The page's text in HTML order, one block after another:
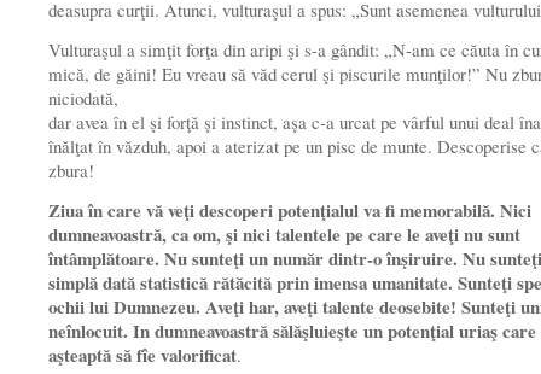
deasupra curţii. Atunci, vulturaşul a spus: „Sunt asemenea
Vulturaşul a simţit forţa din aripi şi s-a gândit: „N-am ce căuta în
mică, de găini! Eu vreau să văd cerul şi piscurile munţilor!” Nu
niciodată,
dar avea în el şi forţă şi instinct, aşa c-a urcat pe vârful unui deal
înălţat în văzduh, apoi a aterizat pe un pisc de munte. Descoperise
zbura!
Ziua în care vă veţi descoperi potenţialul va fi memorabilă. Nici
dumneavoastră, ca om, şi nici talentele pe care le aveţi nu sunt
întâmplătoare. Nu sunteţi un număr dintr-o înşi­ruire. Nu
simplă dată statistică rătăcită prin imensa umanitate. Sunteţi
ochii lui Dumnezeu. Aveţi har, aveţi talente deosebite! Sunteţi
neînlo­cuit. In dumneavoastră sălăşluieşte un potenţial uriaş care
aşteaptă să fîe valorificat.